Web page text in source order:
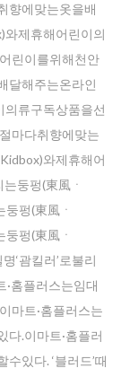
향에맞는옷을배
제휴해어린이의
린이를위해천안
달해주는온라인
류구독상품을선
마다취향에맞는
와제휴해어
둥펑(東風ㆍ
펑(東風ㆍ
펑(東風ㆍ
‘괌킬러’로불리
·홈플러스는임대
마트·홈플러스는
다.이마트·홈플러
있다. ‘블러드’때